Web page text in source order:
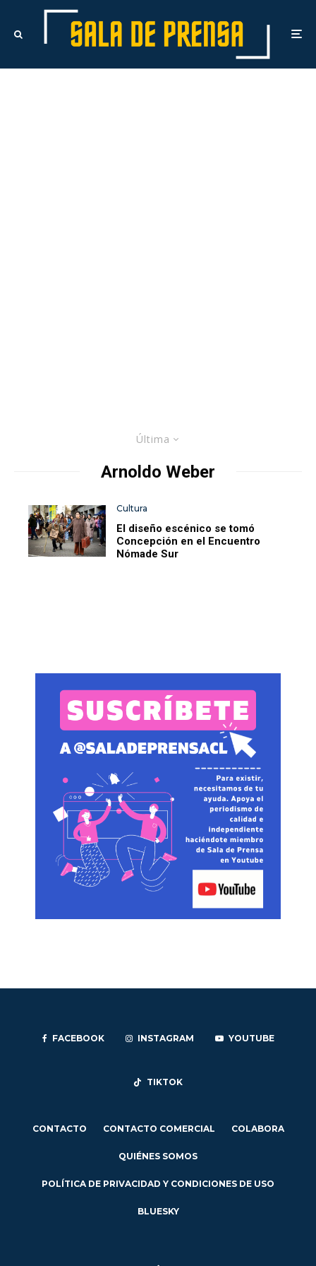
Última
Arnoldo Weber
Cultura
El diseño escénico se tomó
Concepción en el Encuentro
Nómade Sur
FACEBOOK INSTAGRAM YOUTUBE
TIKTOK
CONTACTO CONTACTO COMERCIAL COLABORA
QUIÉNES SOMOS
POLÍTICA DE PRIVACIDAD Y CONDICIONES DE USO
BLUESKY